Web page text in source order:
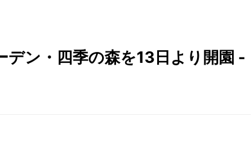
デン・四季の森を13日より開園 -